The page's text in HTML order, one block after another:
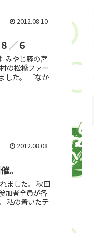
2012.08.10
／６
みやじ豚の宮
の松橋ファー
した。 『なか
2012.08.08
。
ました。 秋田
加者全員が各
私の着いたテ